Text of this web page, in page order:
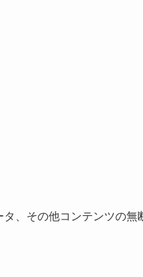
、その他コンテンツの無